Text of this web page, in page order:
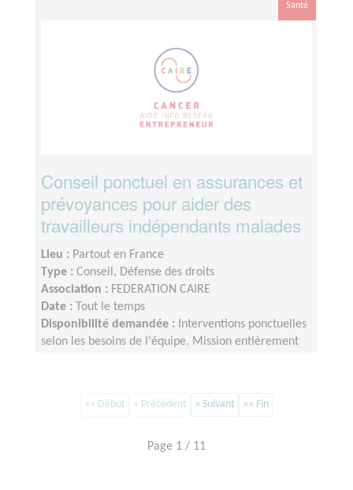
Santé
Conseil ponctuel en assurances et
prévoyances pour aider des
travailleurs indépendants malades
Lieu : Partout en France
Type : Conseil, Défense des droits
Association : FEDERATION CAIRE
Date :
Tout le temps
Disponibilité demandée :
Interventions ponctuelles
selon les besoins de l'équipe. Mission entièrement
«« Début « Précédent » Suivant »» Fin
Page 1 / 11